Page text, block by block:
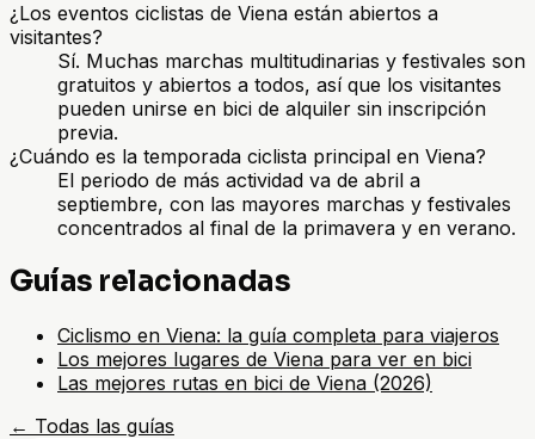
¿Los eventos ciclistas de Viena están abiertos a
visitantes?
Sí. Muchas marchas multitudinarias y festivales son
gratuitos y abiertos a todos, así que los visitantes
pueden unirse en bici de alquiler sin inscripción
previa.
¿Cuándo es la temporada ciclista principal en Viena?
El periodo de más actividad va de abril a
septiembre, con las mayores marchas y festivales
concentrados al final de la primavera y en verano.
Guías relacionadas
Ciclismo en Viena: la guía completa para viajeros
Los mejores lugares de Viena para ver en bici
Las mejores rutas en bici de Viena (2026)
← Todas las guías